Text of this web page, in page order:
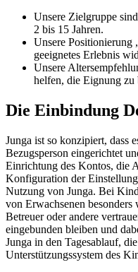
Unsere Zielgruppe
2 bis 15 Jahren.
Unsere Positionierung
geeignetes Erlebnis
Unsere
helfen, die Eignung zu
Die Einbindung
Junga ist so konzipiert, dass
Bezugsperson eingerichtet
Einrichtung des Kontos, die
Konfiguration der
Nutzung von Junga. Bei
von Erwachsenen
Betreuer oder andere
eingebunden bleiben und
Junga in den Tagesablauf,
Unterstützungssystem des